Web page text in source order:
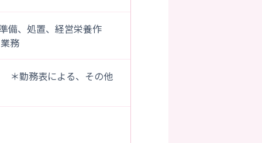
備、処置、経営栄養作
務
＊勤務表による、その他